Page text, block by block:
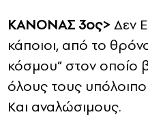
ΚΑΝΟΝΑΣ 3ος>Δεν
κάποιοι, από το
κόσμου” στον οποίο
όλους τους
Και αναλώσιμους.